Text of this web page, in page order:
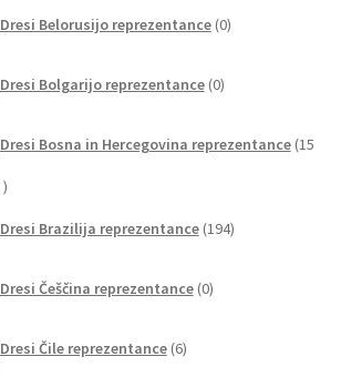
Dresi Belorusijo reprezentance 0izdelkov
Dresi Bolgarijo reprezentance 0izdelkov
Dresi Bosna in Hercegovina reprezentance 15
15
Dresi Brazilija reprezentance 194izdelkov
Dresi Češčina reprezentance 0izdelkov
Dresi Čile reprezentance 6izdelkov